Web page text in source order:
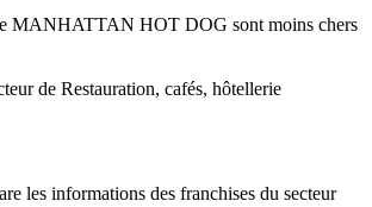
MANHATTAN HOT DOG sont moins chers
de Restauration, cafés, hôtellerie
les informations des franchises du secteur